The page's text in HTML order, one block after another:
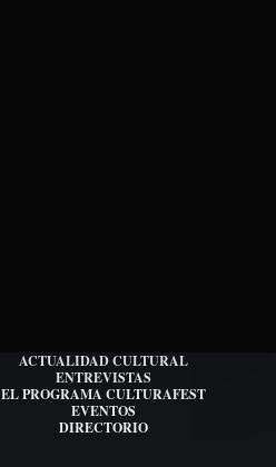
ACTUALIDAD CULTURAL
ENTREVISTAS
EL PROGRAMA CULTURAFEST
EVENTOS
DIRECTORIO